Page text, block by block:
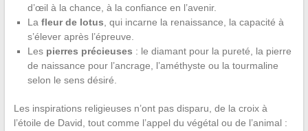
d’œil à la chance, à la confiance en l’avenir.
La fleur de lotus , qui incarne la renaissance, la capacité à
s’élever après l’épreuve.
Les pierres précieuses : le diamant pour la pureté, la pierre
de naissance pour l’ancrage, l’améthyste ou la tourmaline
selon le sens désiré.
Les inspirations religieuses n’ont pas disparu, de la croix à
l’étoile de David, tout comme l’appel du végétal ou de l’animal :